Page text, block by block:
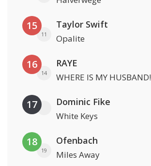
15
11
Taylor Swift
Opalite
16
14
RAYE
WHERE IS MY HUSBAND!
17 Dominic Fike
White Keys
18
19
Ofenbach
Miles Away